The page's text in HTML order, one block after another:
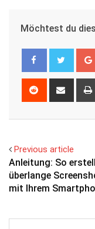
Möchtest du
Reddit
Share
Previous article
Anleitung: So
überlange
mit Ihrem